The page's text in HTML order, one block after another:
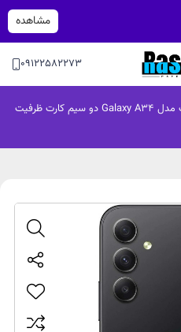
مشاهده
09122582273
/ گوشی موبایل سامسونگ مدل Galaxy A34 دو سیم کارت ظرفیت